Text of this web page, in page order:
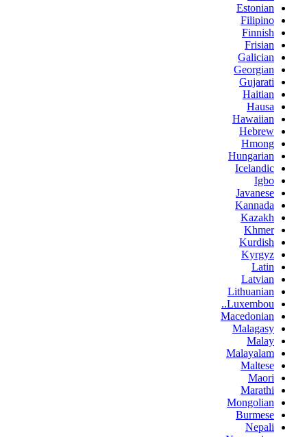
Estonian
Filipino
Finnish
Frisian
Galician
Georgian
Gujarati
Haitian
Hausa
Hawaiian
Hebrew
Hmong
Hungarian
Icelandic
Igbo
Javanese
Kannada
Kazakh
Khmer
Kurdish
Kyrgyz
Latin
Latvian
Lithuanian
Luxembou..
Macedonian
Malagasy
Malay
Malayalam
Maltese
Maori
Marathi
Mongolian
Burmese
Nepali